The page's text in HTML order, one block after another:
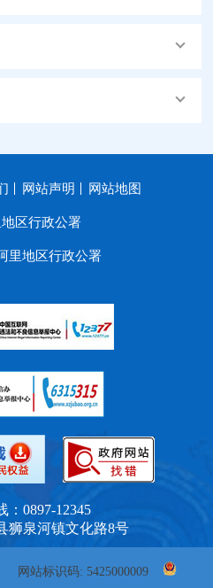
网站声明 网站地图
区行政公署
里地区行政公署
：0897-12345
狮泉河镇文化路8号
网站标识码: 5425000009